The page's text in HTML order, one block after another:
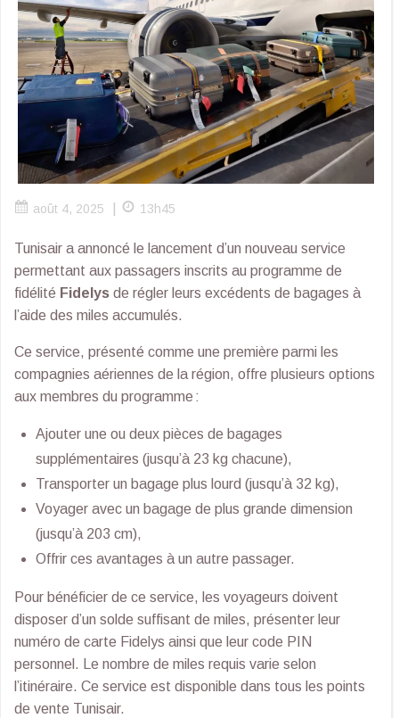
août 4, 2025 13h45
Tunisair a annoncé le lancement d’un nouveau service
permettant aux passagers inscrits au programme de
fidélité Fidelys de régler leurs excédents de bagages à
l’aide des miles accumulés.
Ce service, présenté comme une première parmi les
compagnies aériennes de la région, offre plusieurs options
aux membres du programme :
Ajouter une ou deux pièces de bagages
supplémentaires (jusqu’à 23 kg chacune),
Transporter un bagage plus lourd (jusqu’à 32 kg),
Voyager avec un bagage de plus grande dimension
(jusqu’à 203 cm),
Offrir ces avantages à un autre passager.
Pour bénéficier de ce service, les voyageurs doivent
disposer d’un solde suffisant de miles, présenter leur
numéro de carte Fidelys ainsi que leur code PIN
personnel. Le nombre de miles requis varie selon
l’itinéraire. Ce service est disponible dans tous les points
de vente Tunisair.